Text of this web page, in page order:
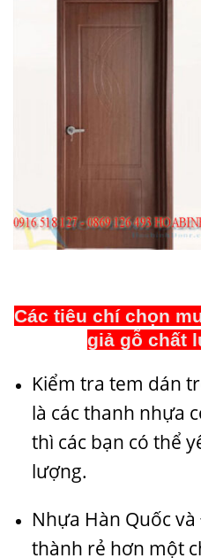
Các tiêu chí chọn
giả gỗ chất
Kiểm tra tem dán
là các thanh nhựa
thì các bạn có thể
lượng.
Nhựa Hàn Quốc
thành rẻ hơn một